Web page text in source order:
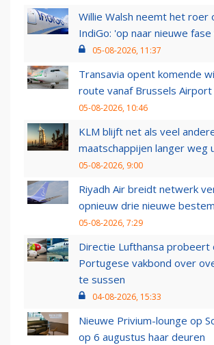
Willie Walsh neemt het roer
IndiGo: 'op naar nieuwe
05-08-2026, 11:37
Transavia opent komende
route vanaf Brussels Airport
05-08-2026, 10:46
KLM blijft net als veel
maatschappijen langer weg
05-08-2026, 9:00
Riyadh Air breidt netwerk
opnieuw drie nieuwe
05-08-2026, 7:29
Directie Lufthansa probeert
Portugese vakbond over
te sussen
04-08-2026, 15:33
Nieuwe Privium-lounge op
op 6 augustus haar deuren